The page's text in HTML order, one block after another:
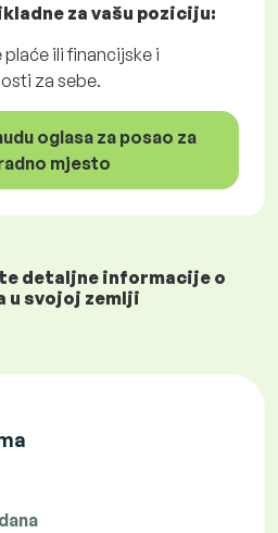
za vašu poziciju:
ili financijske i
za sebe.
oglasa za posao za
mjesto
detaljne informacije o
u svojoj zemlji